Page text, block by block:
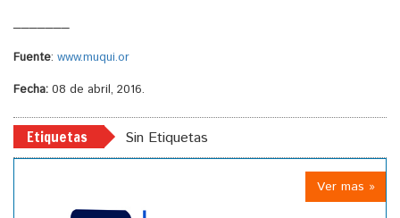
Fuente: www.muqui.or
Fecha: 08 de abril, 2016.
Etiquetas Sin Etiquetas
Ver mas »